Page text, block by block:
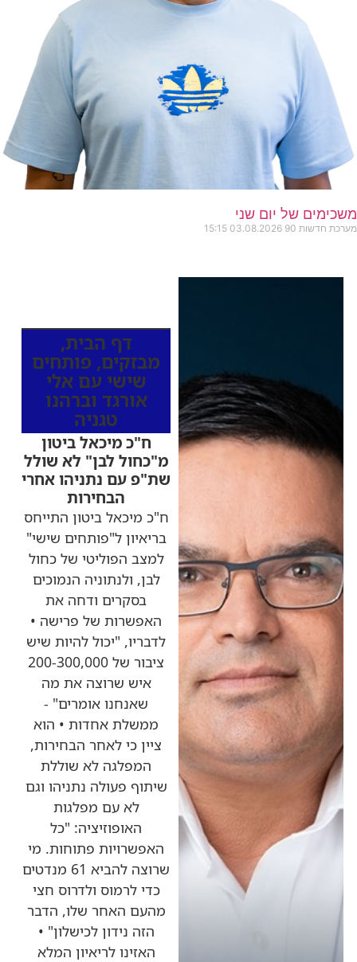
משכימים של יום שני
מערכת חדשות 90 03.08.2026
15:15
דף הבית,
מבזקים, פותחים
שישי עם אלי
אורגד וברהנו
טגניה
ח"כ מיכאל ביטון
מ"כחול לבן" לא שולל
שת"פ עם נתניהו אחרי
הבחירות
ח"כ מיכאל ביטון התייחס
בריאיון ל"פותחים שישי"
למצב הפוליטי של כחול
לבן, ולנתוניה הנמוכים
בסקרים ודחה את
האפשרות של פרישה •
לדבריו, "יכול להיות שיש
ציבור של 200-300,000
איש שרוצה את מה
שאנחנו אומרים" -
ממשלת אחדות • הוא
ציין כי לאחר הבחירות,
המפלגה לא שוללת
שיתוף פעולה נתניהו וגם
לא עם מפלגות
האופוזיציה: "כל
האפשרויות פתוחות. מי
שרוצה להביא 61 מנדטים
כדי לרמוס ולדרוס חצי
מהעם האחר שלו, הדבר
הזה נידון לכישלון" •
האזינו לריאיון המלא